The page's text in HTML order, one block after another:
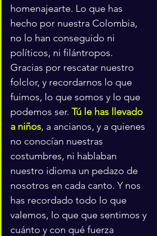
homenajearte. Lo que has
hecho por nuestra Colombia,
no lo han conseguido ni
políticos, ni filántropos.
Gracias por rescatar nuestro
folclor, y recordarnos lo que
fuimos, lo que somos y lo que
podemos ser. Tú le has llevado
a niños, a ancianos, y a quienes
no conocían nuestras
costumbres, ni hablaban
nuestro idioma un pedazo de
nosotros en cada canto. Y nos
has recordado todo lo que
valemos, lo que que sentimos y
cuánto y con qué fuerza